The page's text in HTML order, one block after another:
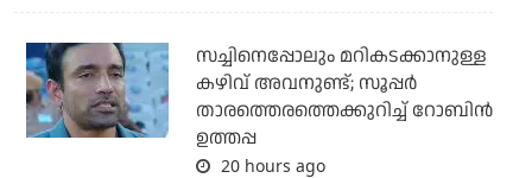
സച്ചിനെപ്പോലും മറികടക്കാനുള്ള
കഴിവ് അവനുണ്ട്; സൂപ്പര്‍
താരത്തെരത്തെക്കുറിച്ച് റോബിന്‍
ഉത്തപ്പ
20 hours ago